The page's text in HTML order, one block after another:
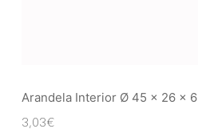
Arandela Interior Ø 45 x 26 x 6
3,03€